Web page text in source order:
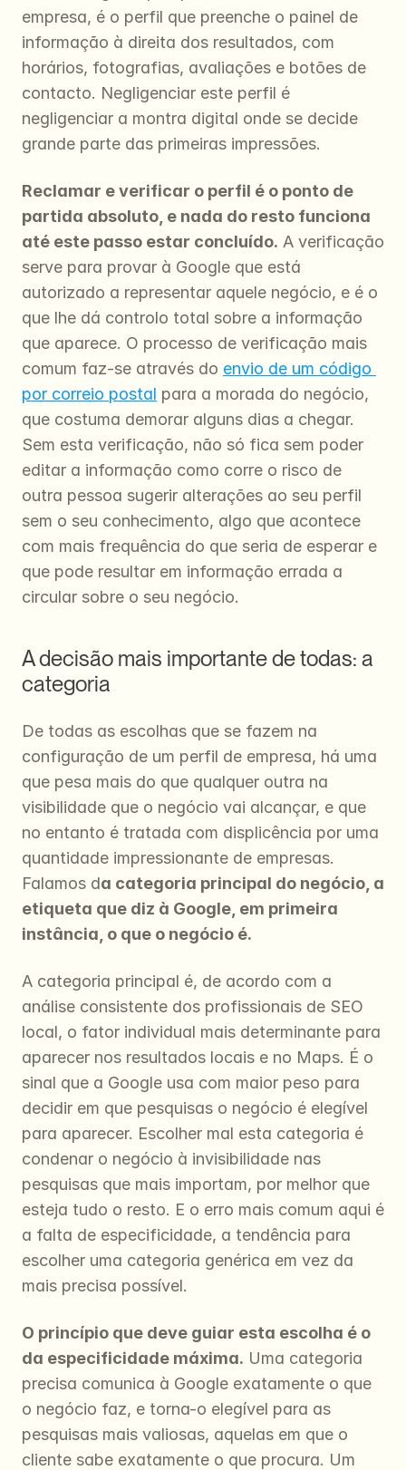
empresa, é o perfil que preenche o painel de
informação à direita dos resultados, com
horários, fotografias, avaliações e botões de
contacto. Negligenciar este perfil é
negligenciar a montra digital onde se decide
grande parte das primeiras impressões.
Reclamar e verificar o perfil é o ponto de
partida absoluto, e nada do resto funciona
até este passo estar concluído. A verificação
serve para provar à Google que está
autorizado a representar aquele negócio, e é o
que lhe dá controlo total sobre a informação
que aparece. O processo de verificação mais
comum faz-se através do envio de um código
por correio postal para a morada do negócio,
que costuma demorar alguns dias a chegar.
Sem esta verificação, não só fica sem poder
editar a informação como corre o risco de
outra pessoa sugerir alterações ao seu perfil
sem o seu conhecimento, algo que acontece
com mais frequência do que seria de esperar e
que pode resultar em informação errada a
circular sobre o seu negócio.
A decisão mais importante de todas: a
categoria
De todas as escolhas que se fazem na
configuração de um perfil de empresa, há uma
que pesa mais do que qualquer outra na
visibilidade que o negócio vai alcançar, e que
no entanto é tratada com displicência por uma
quantidade impressionante de empresas.
Falamos da categoria principal do negócio, a
etiqueta que diz à Google, em primeira
instância, o que o negócio é.
A categoria principal é, de acordo com a
análise consistente dos profissionais de SEO
local, o fator individual mais determinante para
aparecer nos resultados locais e no Maps. É o
sinal que a Google usa com maior peso para
decidir em que pesquisas o negócio é elegível
para aparecer. Escolher mal esta categoria é
condenar o negócio à invisibilidade nas
pesquisas que mais importam, por melhor que
esteja tudo o resto. E o erro mais comum aqui é
a falta de especificidade, a tendência para
escolher uma categoria genérica em vez da
mais precisa possível.
O princípio que deve guiar esta escolha é o
da especificidade máxima. Uma categoria
precisa comunica à Google exatamente o que
o negócio faz, e torna-o elegível para as
pesquisas mais valiosas, aquelas em que o
cliente sabe exatamente o que procura. Um